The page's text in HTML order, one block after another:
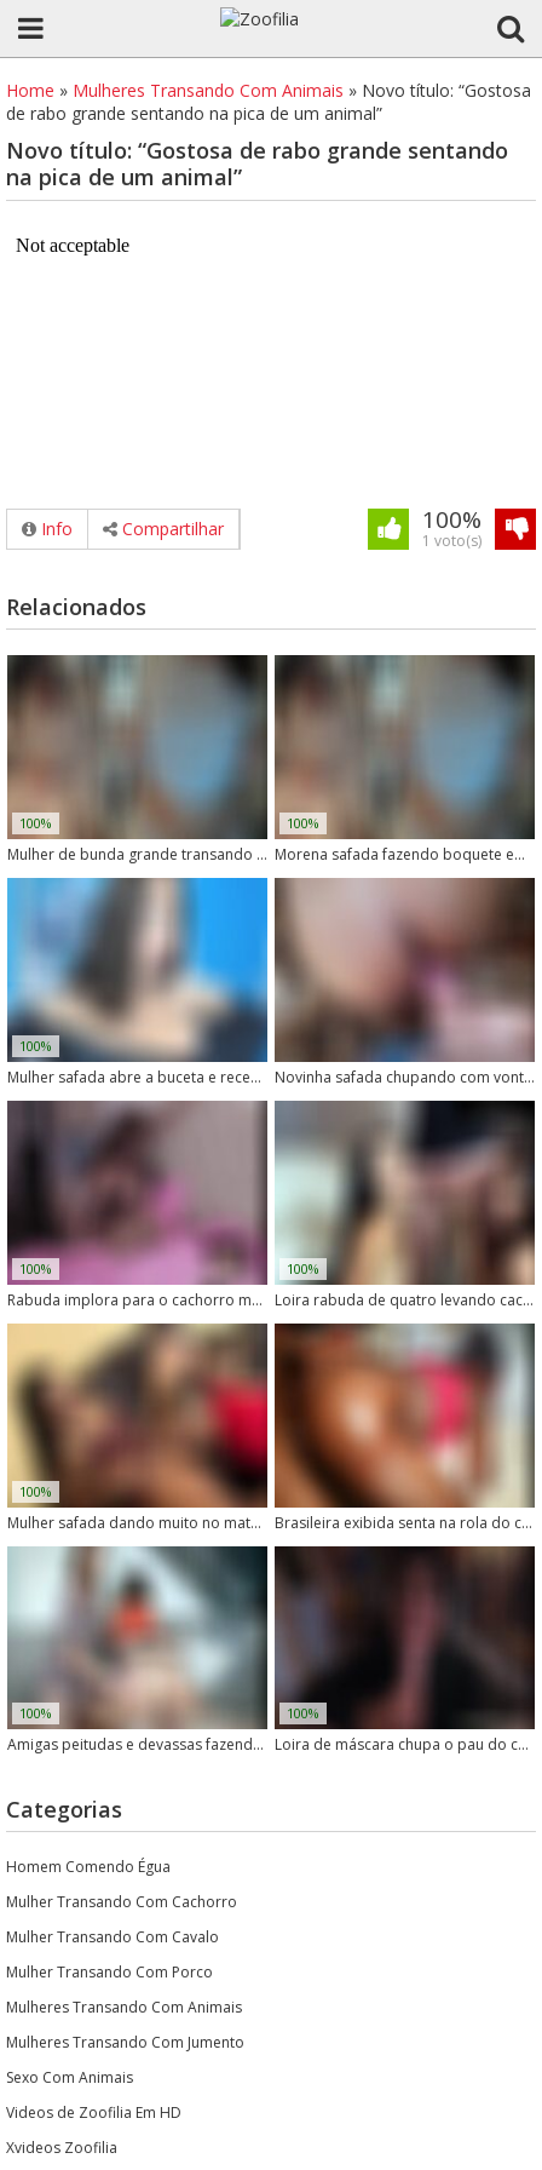
Home » Mulheres Transando Com Animais » Novo título: “Gostosa
de rabo grande sentando na pica de um animal”
Novo título: “Gostosa de rabo grande sentando
na pica de um animal”
Info Compartilhar 100%
1 voto(s)
Relacionados
100%
Mulher de bunda grande transando com animais de forma safada
100%
Morena safada fazendo boquete em cachorro
100%
Mulher safada abre a buceta e recebe língua do cachorro Novinha safada chupando com vontade o pau do cachorro
100%
Rabuda implora para o cachorro meter com força na sua buceta
100%
Loira rabuda de quatro levando cachorro no cu
100%
Mulher safada dando muito no mato com tesão Brasileira exibida senta na rola do cachorro e goza sem vergonha
100%
Amigas peitudas e devassas fazendo putaria com cavalo
100%
Loira de máscara chupa o pau do cachorro pela primeira vez
Categorias
Homem Comendo Égua
Mulher Transando Com Cachorro
Mulher Transando Com Cavalo
Mulher Transando Com Porco
Mulheres Transando Com Animais
Mulheres Transando Com Jumento
Sexo Com Animais
Videos de Zoofilia Em HD
Xvideos Zoofilia